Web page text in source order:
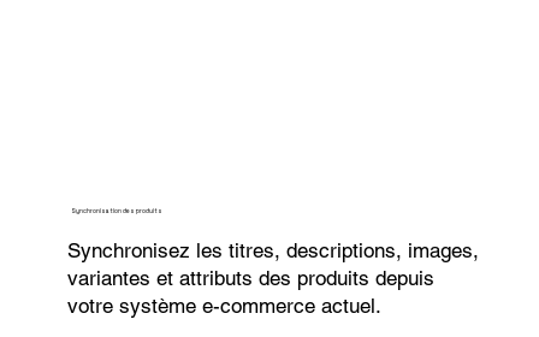
Synchronisation des produits
Synchronisez les titres, descriptions, images,
variantes et attributs des produits depuis
votre système e-commerce actuel.